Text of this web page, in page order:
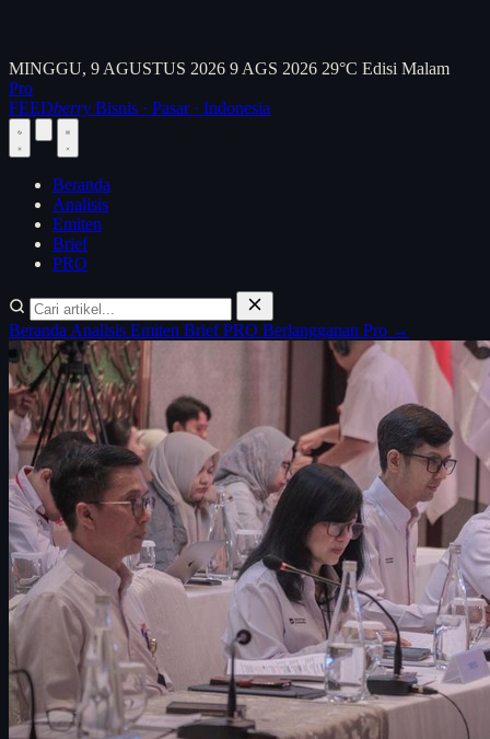
MINGGU, 9 AGUSTUS 2026 9 AGS 2026 29°C Edisi Malam
Pro
FEEDberry Bisnis · Pasar · Indonesia
Beranda
Analisis
Emiten
Brief
PRO
Beranda Analisis Emiten BriefPRO Berlangganan Pro →